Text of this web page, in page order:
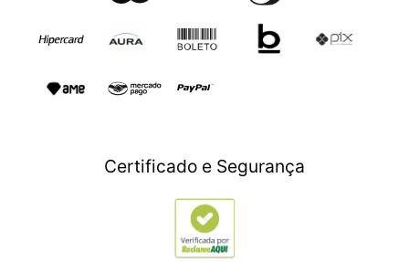
TV e Áudio
Games
Utilidades Domésticas
Presente para Pais
Compre e DoeCertificado e Segurança